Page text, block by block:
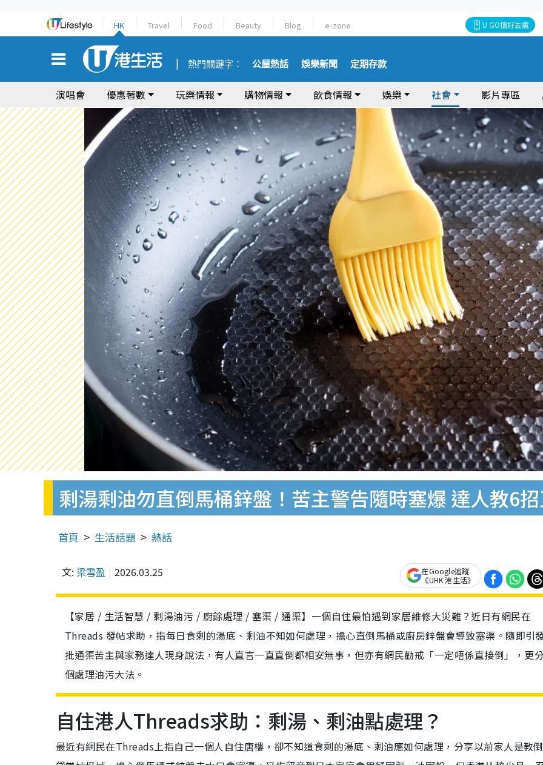
HK Travel Food Beauty Blog e-zone U GO搵好去處
熱門關鍵字： 公屋熱話 娛樂新聞 定期存款
演唱會 優惠著數 玩樂情報 購物情報 飲食情報 娛樂 社會 影片專區
剩湯剩油勿直倒馬桶鋅盤！苦主警告隨時塞爆 達人教6
首頁 生活話題 熱話
文: 梁雪盈 2026.03.25
在Google追蹤
《UHK 港生活》
【家居 / 生活智慧 / 剩湯油污 / 廚餘處理 / 塞渠 / 通渠】一個自住最怕遇到家居維修大災難？近日有網民在
Threads 發帖求助，指每日食剩的湯底、剩油不知如何處理，擔心直倒馬桶或廚房鋅盤會導致塞渠。隨即引
批通渠苦主與家務達人現身說法，有人直言一直直倒都相安無事，但亦有網民勸戒「一定唔係直接倒」，更
個處理油污大法。
自住港人Threads求助：剩湯、剩油點處理？
最近有網民在Threads上指自己一個人自住唐樓，卻不知道食剩的湯底、剩油應如何處理，分享以前家人是教